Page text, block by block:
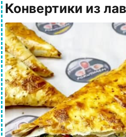
Конвертики из